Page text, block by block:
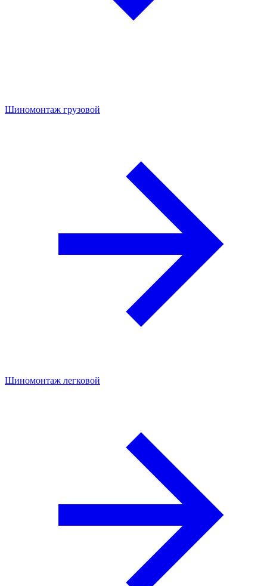
Шиномонтаж грузовой
Шиномонтаж легковой